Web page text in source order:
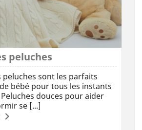
peluches
peluches sont les parfaits
bébé pour tous les instants
douces pour aider
se [...]